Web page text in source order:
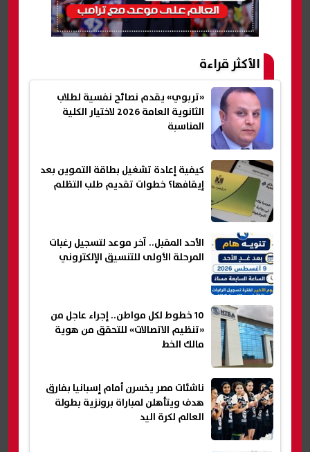
الأكثر قراءة
«تربوي» يقدم نصائح نفسية لطلاب
الثانوية العامة 2026 لاختيار الكلية
المناسبة
كيفية إعادة تشغيل بطاقة التموين بعد
إيقافها؟ خطوات تقديم طلب التظلم
الأحد المقبل.. آخر موعد لتسجيل رغبات
المرحلة الأولى للتنسيق الإلكتروني
10 خطوط لكل مواطن.. إجراء عاجل من
«تنظيم الاتصالات» للتحقق من هوية
مالك الخط
ناشئات مصر يخسرن أمام إسبانيا بفارق
هدف ويتأهلن لمباراة برونزية بطولة
العالم لكرة اليد